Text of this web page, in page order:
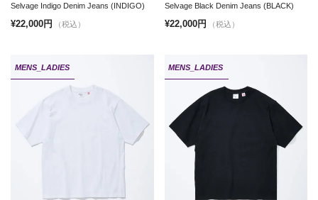
Selvage Indigo Denim Jeans (INDIGO)
¥22,000円 （税込）
Selvage Black Denim Jeans (BLACK)
¥22,000円 （税込）
MENS_LADIES MENS_LADIES